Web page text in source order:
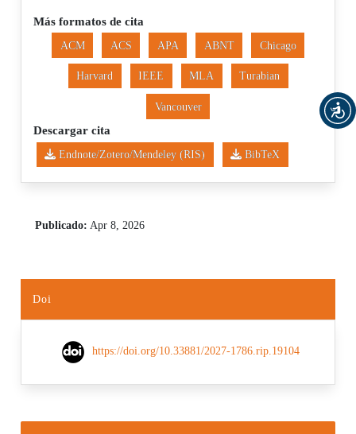
Más formatos de cita
ACM ACS APA ABNT Chicago
Harvard IEEE MLA Turabian
Vancouver
Descargar cita
Endnote/Zotero/Mendeley (RIS) BibTeX
Publicado: Apr 8, 2026
Doi
https://doi.org/10.33881/2027-1786.rip.19104